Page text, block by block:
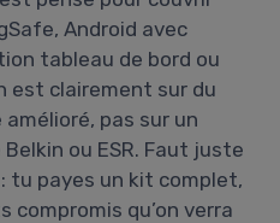
Android avec
tableau de bord ou
est clairement sur du
pas sur un
ou ESR. Faut juste
tu payes un kit complet,
compromis qu’on verra